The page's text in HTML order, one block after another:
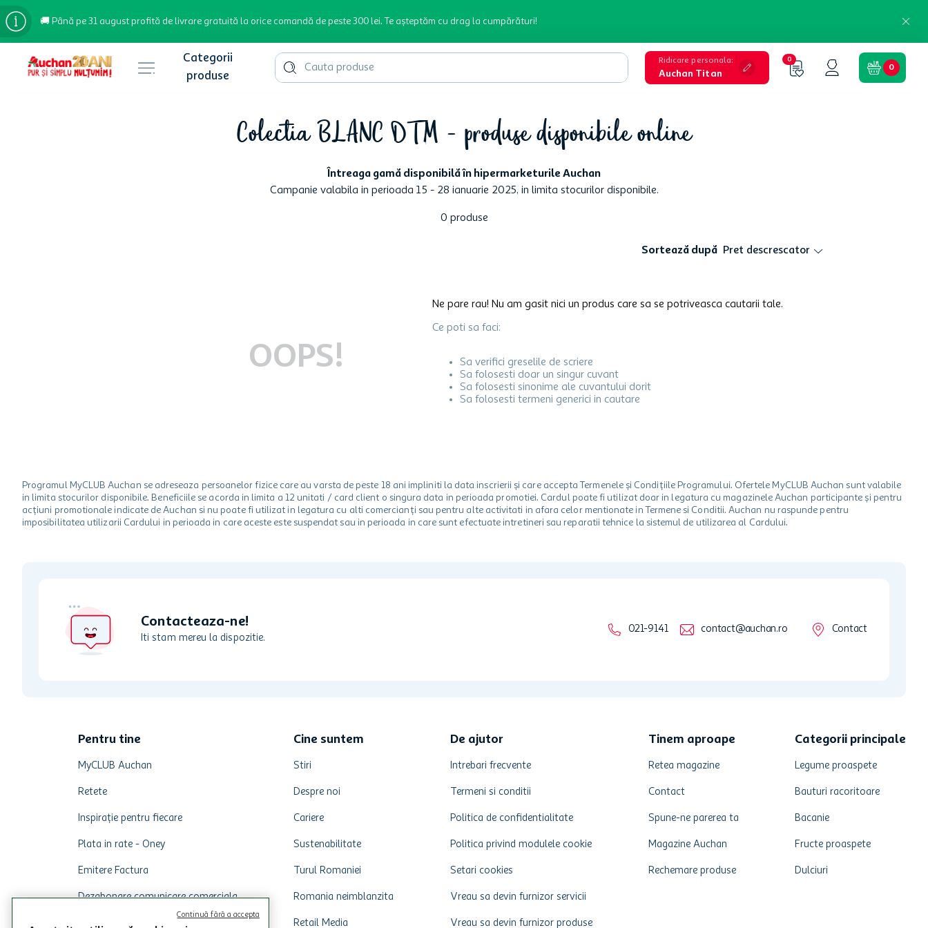
🚚 Până pe 31 august profită de livrare gratuită la orice comandă de peste 300 lei. Te așteptăm cu drag la cumpărături!
Cauta produse Ridicare personala:
Auchan Titan
0
0
Colectia BLANC DTM - produse disponibile online
Întreaga gamă disponibilă în hipermarketurile Auchan
Campanie valabila in perioada 15 - 28 ianuarie 2025, in limita stocurilor disponibile.
0 produse
Sortează după Pret descrescator
OOPS!
Ne pare rau! Nu am gasit nici un produs care sa se potriveasca cautarii tale.
Ce poti sa faci:
Sa verifici greselile de scriere
Sa folosesti doar un singur cuvant
Sa folosesti sinonime ale cuvantului dorit
Sa folosesti termeni generici in cautare
Programul MyCLUB Auchan se adreseaza persoanelor fizice care au varsta de peste 18 ani impliniti la data inscrierii și care accepta Termenele și Condițiile Programului. Ofertele MyCLUB Auchan sunt valabile
in limita stocurilor disponibile. Beneficiile se acorda in limita a 12 unitati / card client o singura data in perioada promotiei. Cardul poate fi utilizat doar in legatura cu magazinele Auchan participante și pentru
acțiuni promotionale indicate de Auchan si nu poate fi utilizat in legatura cu alti comercianți sau pentru alte activitati in afara celor mentionate in Termene si Conditii. Auchan nu raspunde pentru
imposibilitatea utilizarii Cardului in perioada in care aceste este suspendat sau in perioada in care sunt efectuate intretineri sau reparatii tehnice la sistemul de utilizarea al Cardului.
Contacteaza-ne!
Iti stam mereu la dispozitie.
021-9141 contact@auchan.ro Contact
Pentru tine
MyCLUB Auchan
Retete
Inspirație pentru fiecare
Plata in rate - Oney
Emitere Factura
Dezabonare comunicare comerciala
Cine suntem
Stiri
Despre noi
Cariere
Sustenabilitate
Turul Romaniei
Romania neimblanzita
Retail Media
De ajutor
Intrebari frecvente
Termeni si conditii
Politica de confidentialitate
Politica privind modulele cookie
Setari cookies
Vreau sa devin furnizor servicii
Vreau sa devin furnizor produse
Tinem aproape
Retea magazine
Contact
Spune-ne parerea ta
Magazine Auchan
Rechemare produse
Categorii principale
Legume proaspete
Bauturi racoritoare
Bacanie
Fructe proaspete
Dulciuri
Continuă fără a accepta